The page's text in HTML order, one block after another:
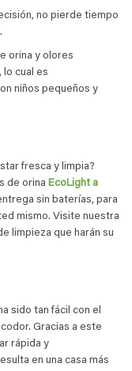
no pierde tiempo
orina y olores
lo cual es
niños pequeños y
fresca y limpia?
de orina EcoLight a
sin baterías, para
mismo. Visite nuestra
limpieza que harán su
sido tan fácil con el
Gracias a este
rápida y
en una casa más